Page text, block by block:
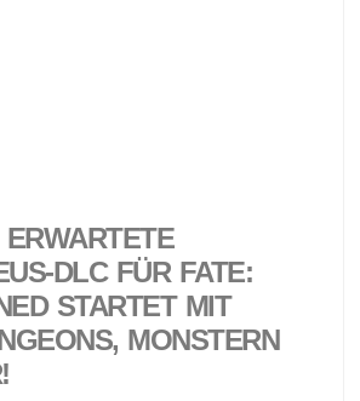
DLC FÜR FATE:
STARTET MIT
MONSTERN